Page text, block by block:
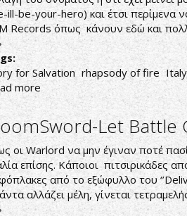
ill-be-your-hero) και έτσι περίμενα
Records όπως κάνουν εδώ και
for Salvation rhapsody of fire Italy
moreabout
Rhapsody
of
Fire-
Glory
for
Salvation
Let Battle
οι Warlord να μην έγιναν ποτέ
επίσης. Κάποιοι πιτσιρικάδες
από το εξώφυλλο του
αλλάζει μέλη, γίνεται